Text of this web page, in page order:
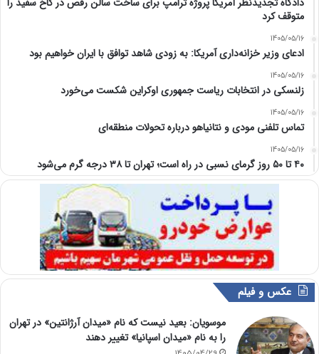
متوقف کرد
1405/05/16
ادعای وزیر خزانه‌داری آمریکا: به زودی شاهد توافق با ایران خواهیم بود
1405/05/16
زلنسکی در انتخابات ریاست جمهوری اوکراین شکست می‌خورد
1405/05/16
تماس تلفنی مودی و نتانیاهو درباره تحولات منطقه‌ای
1405/05/16
۴۰ تا ۵۰ روز گرمای نسبی در راه است؛ تهران تا ۳۸ درجه گرم می‌شود
عکس و فیلم
موسویان: بعید نیست که نام «میدان آرژانتین» در تهران
را به نام «میدان اسپانیا» تغییر دهند